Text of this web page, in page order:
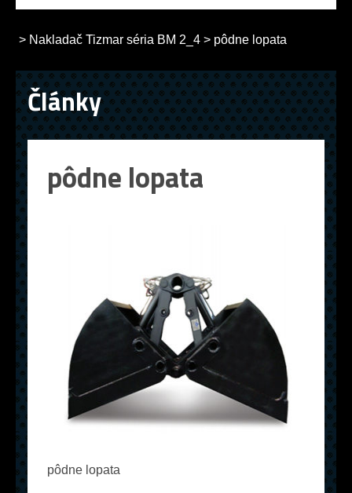
> Nakladač Tizmar séria BM 2_4 > pôdne lopata
Články
pôdne lopata
pôdne lopata